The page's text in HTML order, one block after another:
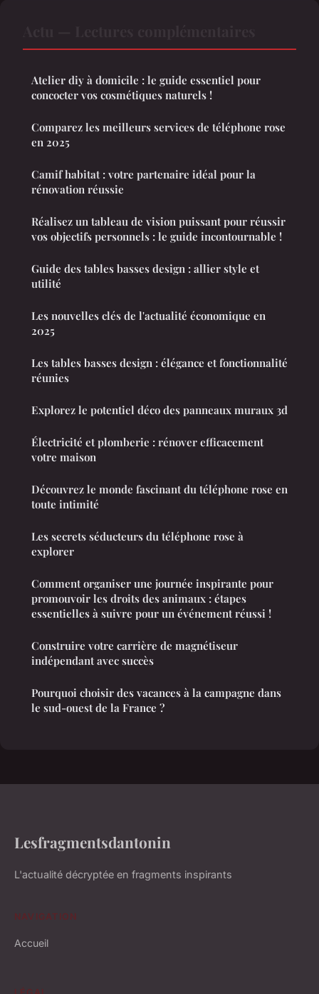
Atelier diy à domicile : le guide essentiel pour
concocter vos cosmétiques naturels !
Comparez les meilleurs services de téléphone rose
en 2025
Camif habitat : votre partenaire idéal pour la
rénovation réussie
Réalisez un tableau de vision puissant pour réussir
vos objectifs personnels : le guide incontournable !
Guide des tables basses design : allier style et
utilité
Les nouvelles clés de l'actualité économique en
2025
Les tables basses design : élégance et fonctionnalité
réunies
Explorez le potentiel déco des panneaux muraux 3d
Électricité et plomberie : rénover efficacement
votre maison
Découvrez le monde fascinant du téléphone rose en
toute intimité
Les secrets séducteurs du téléphone rose à
explorer
Comment organiser une journée inspirante pour
promouvoir les droits des animaux : étapes
essentielles à suivre pour un événement réussi !
Construire votre carrière de magnétiseur
indépendant avec succès
Pourquoi choisir des vacances à la campagne dans
le sud-ouest de la France ?
Lesfragmentsdantonin
L'actualité décryptée en fragments inspirants
NAVIGATION
Accueil